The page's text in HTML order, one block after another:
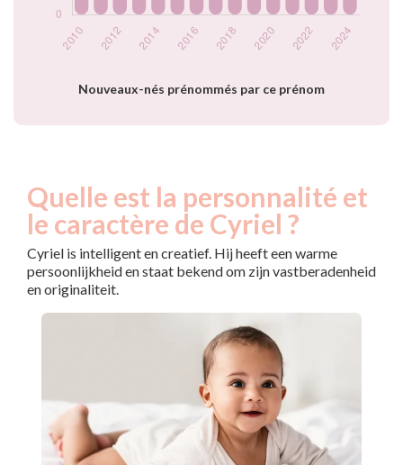
Nouveaux-nés prénommés par ce prénom
Popularité du
93
Quelle est la personnalité et
le caractère de Cyriel ?
Cyriel is intelligent en creatief. Hij heeft een warme
persoonlijkheid en staat bekend om zijn vastberadenheid
en originaliteit.